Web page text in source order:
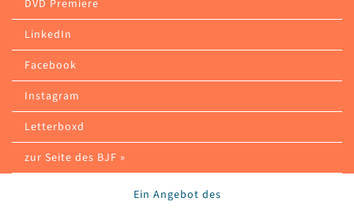
DVD Premiere
LinkedIn
Facebook
Instagram
Letterboxd
zur Seite des BJF »
Ein Angebot des